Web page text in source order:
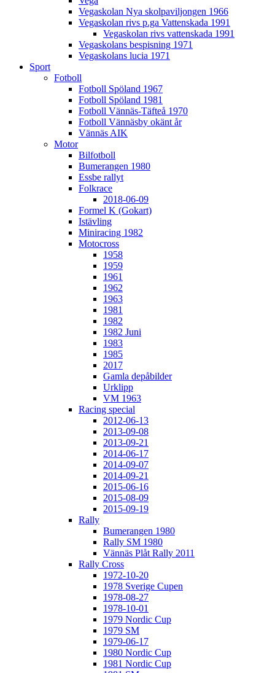
Vegaskolan Nya skolpaviljongen 1966
Vegaskolan rivs p.ga Vattenskada 1991
Vegaskolan rivs vattenskada 1991
Vegaskolans bespisning 1971
Vegaskolans lucia 1971
Sport
Fotboll
Fotboll Spöland 1967
Fotboll Spöland 1981
Fotboll Vännäs-Täfteå 1970
Fotboll Vännäsby okänt år
Vännäs AIK
Motor
Bilfotboll
Bumerangen 1980
Essbe rallyt
Folkrace
2018-06-09
Formel K (Gokart)
Istävling
Miniracing 1982
Motocross
1958
1959
1961
1962
1963
1981
1982
1982 Juni
1983
1985
2017
Gamla depåbilder
Urklipp
VM 1963
Racing special
2012-06-13
2013-09-08
2013-09-21
2014-06-17
2014-09-07
2014-09-21
2015-06-16
2015-08-09
2015-09-19
Rally
Bumerangen 1980
Rally SM 1980
Vännäs Plåt Rally 2011
Rally Cross
1972-10-20
1978 Sverige Cupen
1978-08-27
1978-10-01
1979 Nordic Cup
1979 SM
1979-06-17
1980 Nordic Cup
1981 Nordic Cup